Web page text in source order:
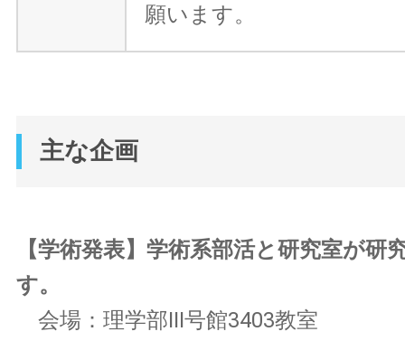
願います。
主な企画
【学術発表】学術系部活と研究室が研
す。
会場：理学部Ⅲ号館3403教室